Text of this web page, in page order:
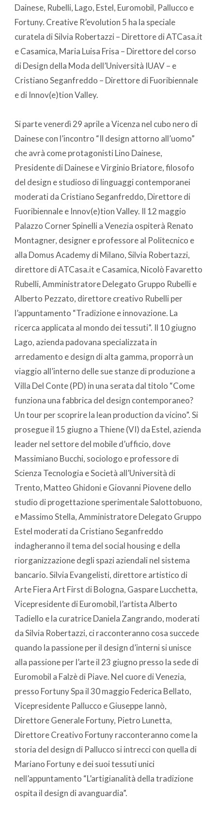
Dainese, Rubelli, Lago, Estel, Euromobil, Pallucco e
Fortuny. Creative R’evolution 5 ha la speciale
curatela di Silvia Robertazzi – Direttore di ATCasa.it
e Casamica, Maria Luisa Frisa – Direttore del corso
di Design della Moda dell’Università IUAV – e
Cristiano Seganfreddo – Direttore di Fuoribiennale
e di Innov(e)tion Valley.
Si parte venerdì 29 aprile a Vicenza nel cubo nero di
Dainese con l’incontro “Il design attorno all’uomo”
che avrà come protagonisti Lino Dainese,
Presidente di Dainese e Virginio Briatore, filosofo
del design e studioso di linguaggi contemporanei
moderati da Cristiano Seganfreddo, Direttore di
Fuoribiennale e Innov(e)tion Valley. Il 12 maggio
Palazzo Corner Spinelli a Venezia ospiterà Renato
Montagner, designer e professore al Politecnico e
alla Domus Academy di Milano, Silvia Robertazzi,
direttore di ATCasa.it e Casamica, Nicolò Favaretto
Rubelli, Amministratore Delegato Gruppo Rubelli e
Alberto Pezzato, direttore creativo Rubelli per
l’appuntamento “Tradizione e innovazione. La
ricerca applicata al mondo dei tessuti”. Il 10 giugno
Lago, azienda padovana specializzata in
arredamento e design di alta gamma, proporrà un
viaggio all’interno delle sue stanze di produzione a
Villa Del Conte (PD) in una serata dal titolo “Come
funziona una fabbrica del design contemporaneo?
Un tour per scoprire la lean production da vicino”. Si
prosegue il 15 giugno a Thiene (VI) da Estel, azienda
leader nel settore del mobile d’ufficio, dove
Massimiano Bucchi, sociologo e professore di
Scienza Tecnologia e Società all’Università di
Trento, Matteo Ghidoni e Giovanni Piovene dello
studio di progettazione sperimentale Salottobuono,
e Massimo Stella, Amministratore Delegato Gruppo
Estel moderati da Cristiano Seganfreddo
indagheranno il tema del social housing e della
riorganizzazione degli spazi aziendali nel sistema
bancario. Silvia Evangelisti, direttore artistico di
Arte Fiera Art First di Bologna, Gaspare Lucchetta,
Vicepresidente di Euromobil, l’artista Alberto
Tadiello e la curatrice Daniela Zangrando, moderati
da Silvia Robertazzi, ci racconteranno cosa succede
quando la passione per il design d’interni si unisce
alla passione per l’arte il 23 giugno presso la sede di
Euromobil a Falzè di Piave. Nel cuore di Venezia,
presso Fortuny Spa il 30 maggio Federica Bellato,
Vicepresidente Pallucco e Giuseppe Iannò,
Direttore Generale Fortuny, Pietro Lunetta,
Direttore Creativo Fortuny racconteranno come la
storia del design di Pallucco si intrecci con quella di
Mariano Fortuny e dei suoi tessuti unici
nell’appuntamento “L’artigianalità della tradizione
ospita il design di avanguardia”.